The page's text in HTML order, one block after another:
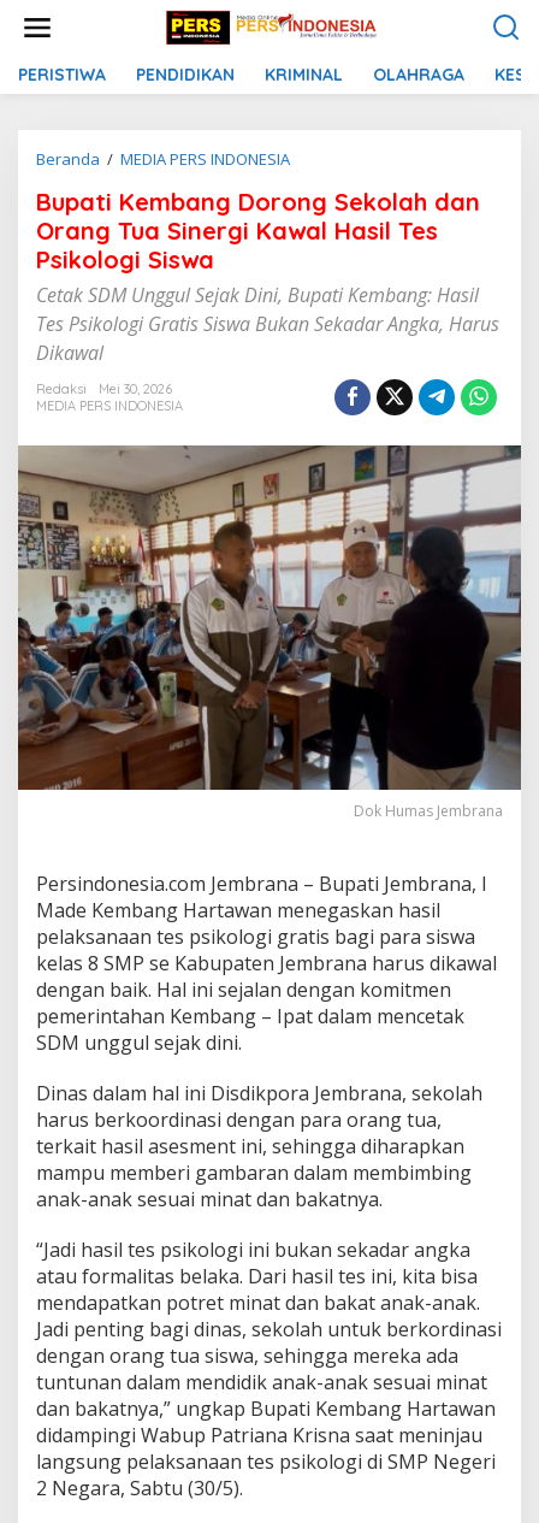
t
PERISTIWA PENDIDIKAN KRIMINAL OLAHRAGA
Beranda / MEDIA PERS INDONESIA
p
a
t
K
m
D
o
o
n
g
S
k
o
l
a
h
d
n
O
T
u
a
S
i
n
e
i
K
a
w
a
a
s
i
l
T
e
P
s
k
Bupati Kembang Dorong Sekolah dan
Orang Tua Sinergi Kawal Hasil Tes
Psikologi Siswa
Cetak SDM Unggul Sejak Dini, Bupati Kembang: Hasil
Tes Psikologi Gratis Siswa Bukan Sekadar Angka, Harus
Dikawal
Redaksi
Mei 30, 2026
MEDIA PERS INDONESIA
Dok Humas Jembrana
Persindonesia.com Jembrana – Bupati Jembrana, I
Made Kembang Hartawan menegaskan hasil
pelaksanaan tes psikologi gratis bagi para siswa
kelas 8 SMP se Kabupaten Jembrana harus dikawal
dengan baik. Hal ini sejalan dengan komitmen
pemerintahan Kembang – Ipat dalam mencetak
SDM unggul sejak dini.
Dinas dalam hal ini Disdikpora Jembrana, sekolah
harus berkoordinasi dengan para orang tua,
terkait hasil asesment ini, sehingga diharapkan
mampu memberi gambaran dalam membimbing
anak-anak sesuai minat dan bakatnya.
“Jadi hasil tes psikologi ini bukan sekadar angka
atau formalitas belaka. Dari hasil tes ini, kita bisa
mendapatkan potret minat dan bakat anak-anak.
Jadi penting bagi dinas, sekolah untuk berkordinasi
dengan orang tua siswa, sehingga mereka ada
tuntunan dalam mendidik anak-anak sesuai minat
dan bakatnya,” ungkap Bupati Kembang Hartawan
didampingi Wabup Patriana Krisna saat meninjau
langsung pelaksanaan tes psikologi di SMP Negeri
2 Negara, Sabtu (30/5).